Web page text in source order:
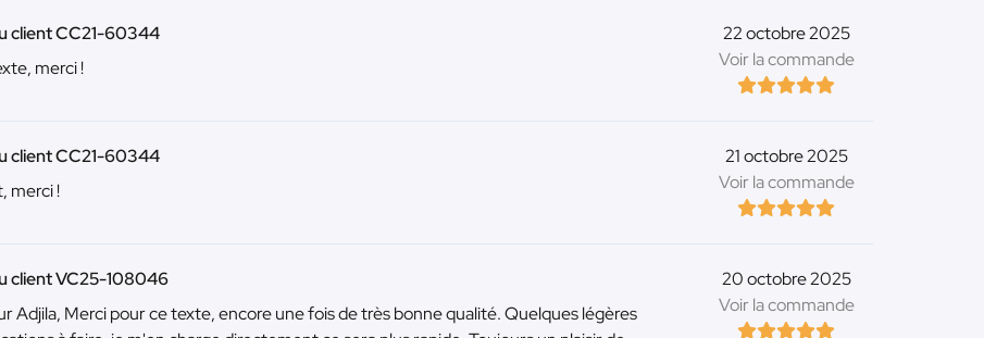
22 octobre 2025
Voir la commande
client CC21-60344
merci !
21 octobre 2025
Voir la commande
client CC21-60344
merci !
20 octobre 2025
Voir la commande
client VC25-108046
Adjila, Merci pour ce texte, encore une fois de très bonne qualité. Quelques légères